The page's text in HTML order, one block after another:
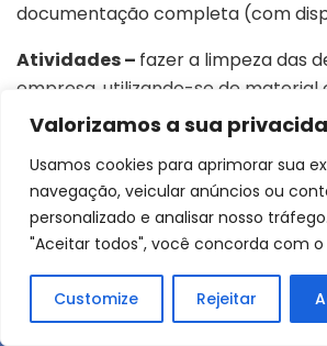
Valorizamos a sua
Usamos cookies para aprimorar sua
navegação, veicular anúncios ou
personalizado e analisar nosso
"Aceitar todos", você concorda com o
Customize Rejeitar
documentação completa (com
Atividades – fazer a limpeza das
empresa, utilizando-se de material
específico; remover o pó dos
varredura do piso, aspirar detritos,
vidros e janelas, remover o lixo das
os banheiros e repor materiais.
Disponível até 10/6/2026 ou
vaga